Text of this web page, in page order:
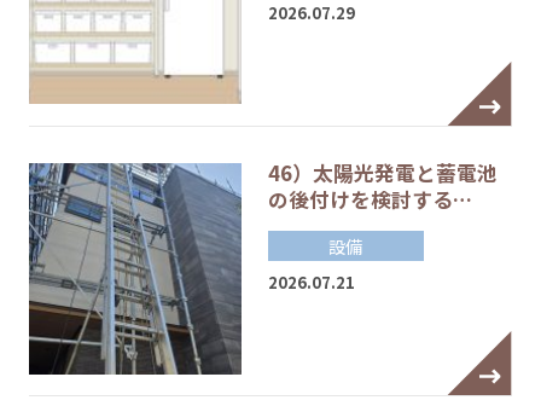
2026.07.29
46）太陽光発電と蓄電池
の後付けを検討する…
設備
2026.07.21